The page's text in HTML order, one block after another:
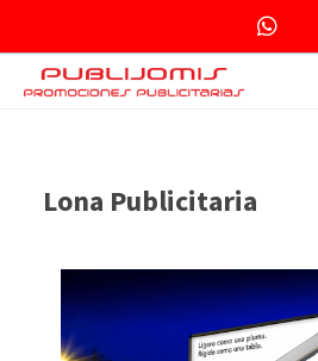
Lona Publicitaria